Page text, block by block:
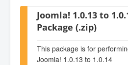
Joomla! 1.0.13 to
Package (.zip)
This package is for
Joomla! 1.0.13 to 1.0.14